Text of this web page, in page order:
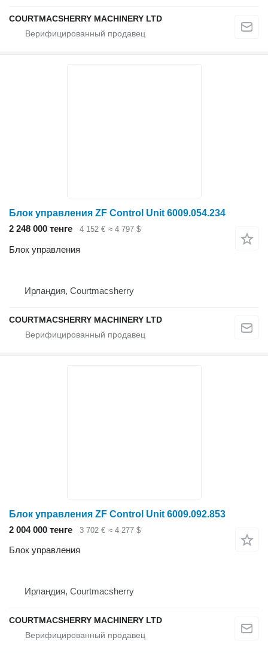
COURTMACSHERRY MACHINERY LTD
Блок управления ZF Control Unit 6009.054.234
2 248 000 тенге
4 152 € ≈ 4 797 $
Блок управления
Ирландия, Courtmacsherry
COURTMACSHERRY MACHINERY LTD
Блок управления ZF Control Unit 6009.092.853
2 004 000 тенге
3 702 € ≈ 4 277 $
Блок управления
Ирландия, Courtmacsherry
COURTMACSHERRY MACHINERY LTD